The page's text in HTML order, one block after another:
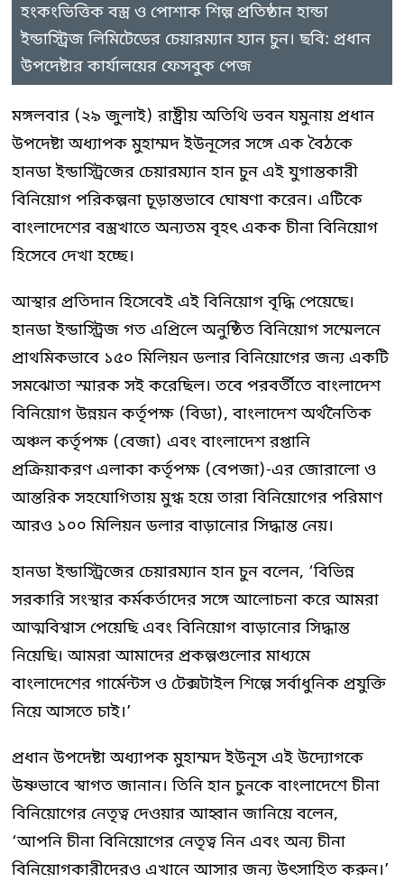
হংকংভিত্তিক বস্ত্র ও পোশাক শিল্প প্রতিষ্ঠান হান্ডা
ইন্ডাস্ট্রিজ লিমিটেডের চেয়ারম্যান হ্যান চুন। ছবি: প্রধান
উপদেষ্টার কার্যালয়ের ফেসবুক পেজ
মঙ্গলবার (২৯ জুলাই) রাষ্ট্রীয় অতিথি ভবন যমুনায় প্রধান
উপদেষ্টা অধ্যাপক মুহাম্মদ ইউনূসের সঙ্গে এক বৈঠকে
হানডা ইন্ডাস্ট্রিজের চেয়ারম্যান হান চুন এই যুগান্তকারী
বিনিয়োগ পরিকল্পনা চূড়ান্তভাবে ঘোষণা করেন। এটিকে
বাংলাদেশের বস্ত্রখাতে অন্যতম বৃহৎ একক চীনা বিনিয়োগ
হিসেবে দেখা হচ্ছে।
আস্থার প্রতিদান হিসেবেই এই বিনিয়োগ বৃদ্ধি পেয়েছে।
হানডা ইন্ডাস্ট্রিজ গত এপ্রিলে অনুষ্ঠিত বিনিয়োগ সম্মেলনে
প্রাথমিকভাবে ১৫০ মিলিয়ন ডলার বিনিয়োগের জন্য একটি
সমঝোতা স্মারক সই করেছিল। তবে পরবর্তীতে বাংলাদেশ
বিনিয়োগ উন্নয়ন কর্তৃপক্ষ (বিডা), বাংলাদেশ অর্থনৈতিক
অঞ্চল কর্তৃপক্ষ (বেজা) এবং বাংলাদেশ রপ্তানি
প্রক্রিয়াকরণ এলাকা কর্তৃপক্ষ (বেপজা)-এর জোরালো ও
আন্তরিক সহযোগিতায় মুগ্ধ হয়ে তারা বিনিয়োগের পরিমাণ
আরও ১০০ মিলিয়ন ডলার বাড়ানোর সিদ্ধান্ত নেয়।
হানডা ইন্ডাস্ট্রিজের চেয়ারম্যান হান চুন বলেন, ‘বিভিন্ন
সরকারি সংস্থার কর্মকর্তাদের সঙ্গে আলোচনা করে আমরা
আত্মবিশ্বাস পেয়েছি এবং বিনিয়োগ বাড়ানোর সিদ্ধান্ত
নিয়েছি। আমরা আমাদের প্রকল্পগুলোর মাধ্যমে
বাংলাদেশের গার্মেন্টস ও টেক্সটাইল শিল্পে সর্বাধুনিক প্রযুক্তি
নিয়ে আসতে চাই।’
প্রধান উপদেষ্টা অধ্যাপক মুহাম্মদ ইউনূস এই উদ্যোগকে
উষ্ণভাবে স্বাগত জানান। তিনি হান চুনকে বাংলাদেশে চীনা
বিনিয়োগের নেতৃত্ব দেওয়ার আহ্বান জানিয়ে বলেন,
‘আপনি চীনা বিনিয়োগের নেতৃত্ব নিন এবং অন্য চীনা
বিনিয়োগকারীদেরও এখানে আসার জন্য উৎসাহিত করুন।’